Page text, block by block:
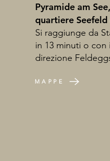
Pyramide am
quartiere
Si raggiunge da
in 13 minuti o con
direzione
MAPPE